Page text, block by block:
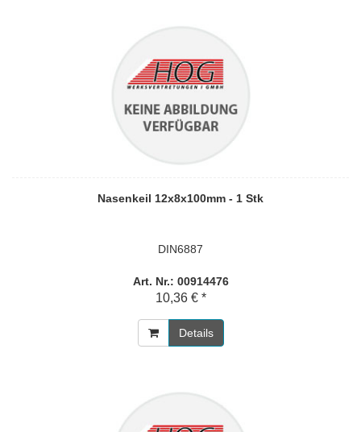
Nasenkeil 12x8x100mm - 1 Stk
DIN6887
Art. Nr.: 00914476
10,36 € *
Details